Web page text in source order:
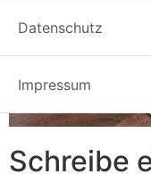
Datenschutz
Impressum
Schreibe